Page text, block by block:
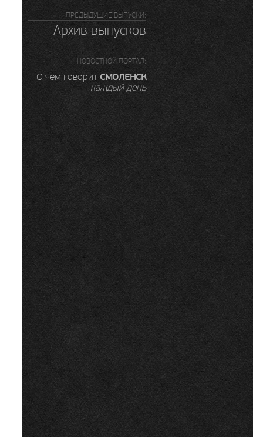
ПРЕДЫДУШИЕ ВЫПУСКИ:
Архив выпусков
НОВОСТНОЙ ПОРТАЛ:
О чём говорит СМОЛЕНСК
каждый день